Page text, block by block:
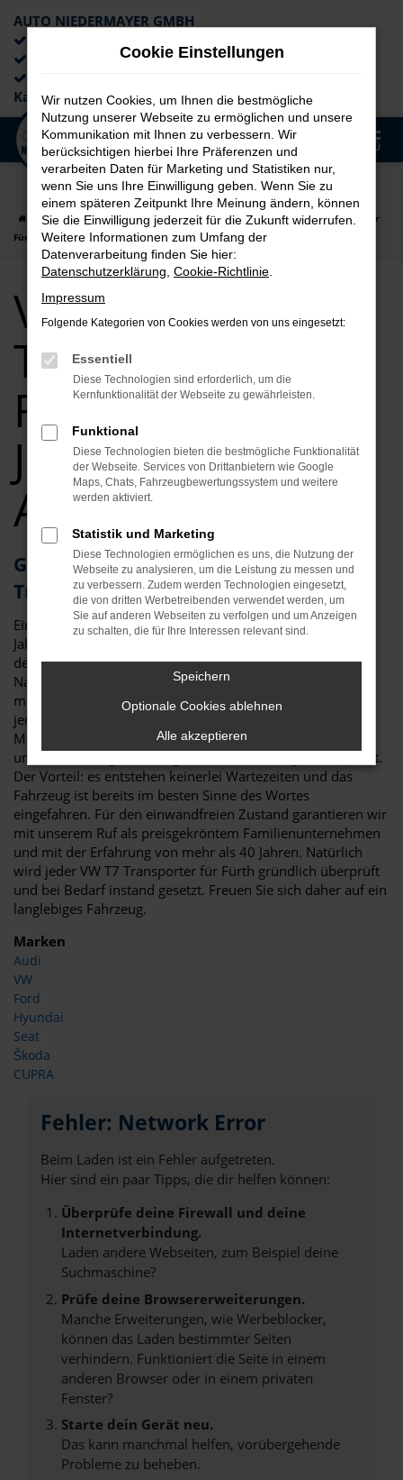
Zum
Hauptinhalt
springen
AUTO NIEDERMAYER GMBH
Lieferung an die Haustür
Kaufabwicklung
MENÜ
Startseite Fürth VW VW T7 Transporter
VW T7 Transporter für
Fürth Jahreswagen Top Angebote
VW T7
Transporter für
Fürth
Jahreswagen Top
Angebote
Geld sparen in Fürth? Ihr VW T7
Transporter Jahreswagen wartet
Ein Kompromiss? Wohl kaum, denn ein VW T7 Transporter
Jahreswagen für Fürth vereint eher das Beste aus der Welt
der Neuwagen und der Gebrauchtfahrzeuge. Wie es der
Name bereits sagt, darf der Termin der ersten Zulassung
maximal ein Jahr zurückliegen. Die Folge ist, dass nahezu
jeder VW T7 Transporter Jahreswagen der aktuellen
Modellgeneration entstammt und damit in puncto Extras
und Ausstattung voll und ganz einem Neuwagen entspricht.
Der Vorteil: es entstehen keinerlei Wartezeiten und das
Fahrzeug ist bereits im besten Sinne des Wortes
eingefahren. Für den einwandfreien Zustand garantieren wir
mit unserem Ruf als preisgekröntem Familienunternehmen
und mit der Erfahrung von mehr als 40 Jahren. Natürlich
wird jeder VW T7 Transporter für Fürth gründlich überprüft
und bei Bedarf instand gesetzt. Freuen Sie sich daher auf ein
langlebiges Fahrzeug.
Marken
Audi
VW
Ford
Hyundai
Seat
Škoda
CUPRA
Fehler: Network Error
Beim Laden ist ein Fehler aufgetreten.
Hier sind ein paar Tipps, die dir helfen können:
Überprüfe deine Firewall und deine
Internetverbindung.
Laden andere Webseiten, zum Beispiel deine
Suchmaschine?
Prüfe deine Browsererweiterungen.
Manche Erweiterungen, wie Werbeblocker,
können das Laden bestimmter Seiten
verhindern. Funktioniert die Seite in einem
anderen Browser oder in einem privaten
Fenster?
Starte dein Gerät neu.
Das kann manchmal helfen, vorübergehende
Probleme zu beheben.
Cookie Einstellungen
Wir nutzen Cookies, um Ihnen die bestmögliche
Nutzung unserer Webseite zu ermöglichen und unsere
Kommunikation mit Ihnen zu verbessern. Wir
berücksichtigen hierbei Ihre Präferenzen und
verarbeiten Daten für Marketing und Statistiken nur,
wenn Sie uns Ihre Einwilligung geben. Wenn Sie zu
einem späteren Zeitpunkt Ihre Meinung ändern, können
Sie die Einwilligung jederzeit für die Zukunft widerrufen.
Weitere Informationen zum Umfang der
Datenverarbeitung finden Sie hier:
Datenschutzerklärung Cookie-Richtlinie
Impressum
Folgende Kategorien von Cookies werden von uns eingesetzt:
Essentiell
Diese Technologien sind erforderlich, um die
Kernfunktionalität der Webseite zu gewährleisten.
Funktional
Diese Technologien bieten die bestmögliche Funktionalität
der Webseite. Services von Drittanbietern wie Google
Maps, Chats, Fahrzeugbewertungssystem und weitere
werden aktiviert.
Statistik und Marketing
Diese Technologien ermöglichen es uns, die Nutzung der
Webseite zu analysieren, um die Leistung zu messen und
zu verbessern. Zudem werden Technologien eingesetzt,
die von dritten Werbetreibenden verwendet werden, um
Sie auf anderen Webseiten zu verfolgen und um Anzeigen
zu schalten, die für Ihre Interessen relevant sind.
Speichern
Optionale Cookies ablehnen
Alle akzeptieren